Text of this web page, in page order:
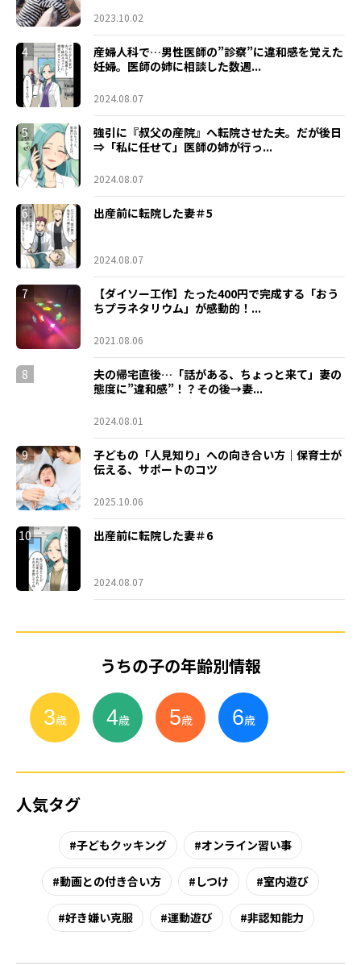
2023.10.02
4
産婦人科で…男性医師の”診察”に違和感を覚えた
妊婦。医師の姉に相談した数週...
2024.08.07
5
強引に『叔父の産院』へ転院させた夫。だが後日
⇒「私に任せて」医師の姉が行っ...
2024.08.07
6 出産前に転院した妻＃5
2024.08.07
7
【ダイソー工作】たった400円で完成する「おう
ちプラネタリウム」が感動的！...
2021.08.06
8
夫の帰宅直後…「話がある、ちょっと来て」妻の
態度に”違和感”！？その後→妻...
2024.08.01
9
子どもの「人見知り」への向き合い方｜保育士が
伝える、サポートのコツ
2025.10.06
10 出産前に転院した妻＃6
2024.08.07
うちの子の年齢別情報
3歳 4歳 5歳 6歳
人気タグ
子どもクッキング オンライン習い事
動画との付き合い方 しつけ 室内遊び
好き嫌い克服 運動遊び 非認知能力